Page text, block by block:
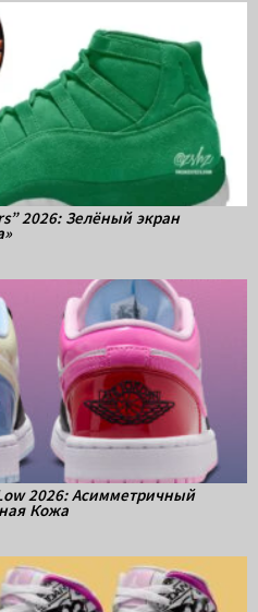
2026: Зелёный экран
2026: Асимметричный
Кожа